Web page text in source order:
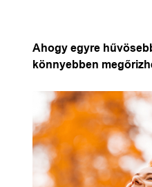
Ahogy egyre
könnyebben